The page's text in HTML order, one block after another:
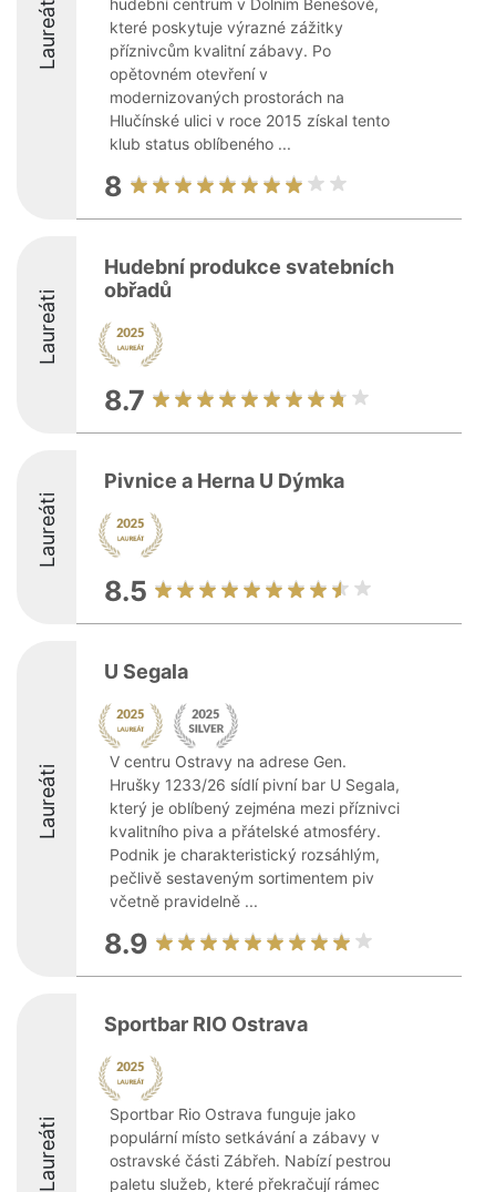
Laureáti
hudební centrum v Dolním Benešově,
které poskytuje výrazné zážitky
příznivcům kvalitní zábavy. Po
opětovném otevření v
modernizovaných prostorách na
Hlučínské ulici v roce 2015 získal tento
klub status oblíbeného ...
8
Laureáti
Hudební produkce svatebních
obřadů
8.7
Laureáti
Pivnice a Herna U Dýmka
8.5
Laureáti
U Segala
V centru Ostravy na adrese Gen.
Hrušky 1233/26 sídlí pivní bar U Segala,
který je oblíbený zejména mezi příznivci
kvalitního piva a přátelské atmosféry.
Podnik je charakteristický rozsáhlým,
pečlivě sestaveným sortimentem piv
včetně pravidelně ...
8.9
Laureáti
Sportbar RIO Ostrava
Sportbar Rio Ostrava funguje jako
populární místo setkávání a zábavy v
ostravské části Zábřeh. Nabízí pestrou
paletu služeb, které překračují rámec